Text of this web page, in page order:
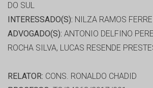
DO SUL
INTERESSADO(S): NILZA RAMOS
ADVOGADO(S): ANTONIO DELFINO
ROCHA SILVA, LUCAS RESENDE
RELATOR: CONS. RONALDO CHADID